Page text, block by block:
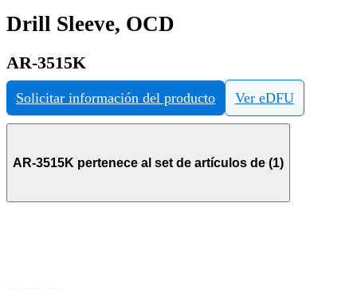
Drill Sleeve, OCD
AR-3515K
Solicitar información del producto Ver eDFU
AR-3515K pertenece al set de artículos de (1)